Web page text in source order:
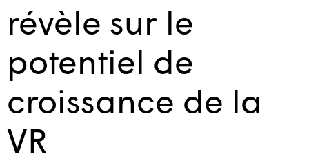
révèle sur le
potentiel de
croissance de la
VR